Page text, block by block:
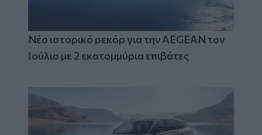
Νέο ιστορικό ρεκόρ για την AEGEAN τον
Ιούλιο με 2 εκατομμύρια επιβάτες